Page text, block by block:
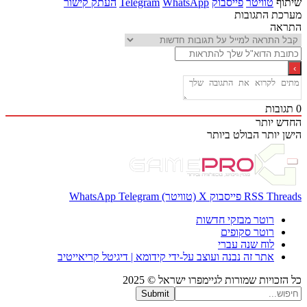
התגובות
יותר
יותר הבולט ביותר
RSS פייסבוק X (טוויטר) WhatsApp Telegram
רוטר מבזקי חדשות
רוטר סקופים
לוח שנה עברי
אתר זה נבנה ועוצב על-ידי קידומא | דיגיטל קריאייטיב
שמורות לגיימפרו ישראל © 2025
Submit